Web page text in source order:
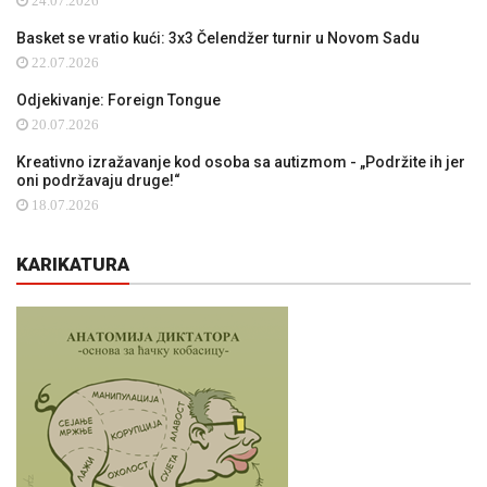
Basket se vratio kući: 3x3 Čelendžer turnir u Novom Sadu
22.07.2026
Odjekivanje: Foreign Tongue
20.07.2026
Kreativno izražavanje kod osoba sa autizmom - „Podržite ih jer
oni podržavaju druge!“
18.07.2026
KARIKATURA